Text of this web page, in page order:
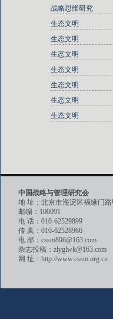
战略思维研究
生态文明
生态文明
生态文明
生态文明
生态文明
生态文明
生态文明
中国战略与管理研究会
地 址：北京市海淀区福缘门
邮编：100091
电 话：010-62529899
传 真：010-62528966
电 邮：cssm896@163.com
杂志投稿：zlyglwk@163.com
网 址：http://www.cssm.org.cn